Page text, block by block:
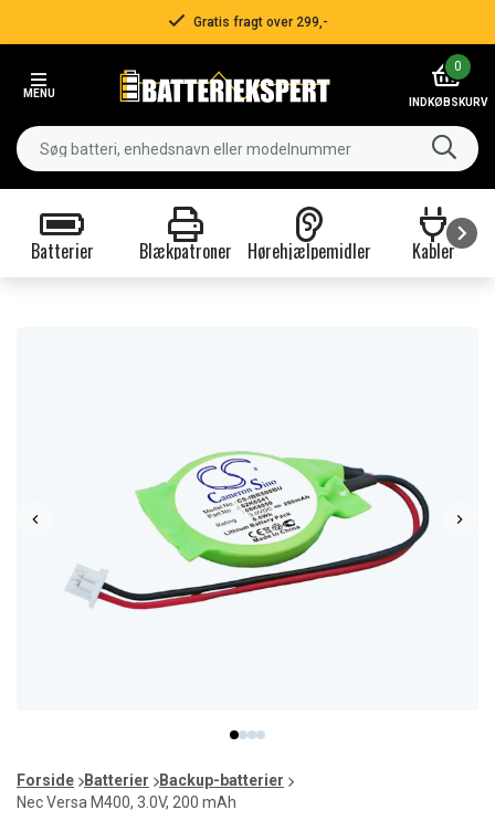
Gratis fragt over 299,-
MENU
0
INDKØBSKURV
Batterier Blækpatroner Hørehjælpemidler Kabler
item
0
item
1
item
2
item
3
of
4
Forside Batterier
Backup-batterier
Nec Versa M400, 3.0V, 200 mAh